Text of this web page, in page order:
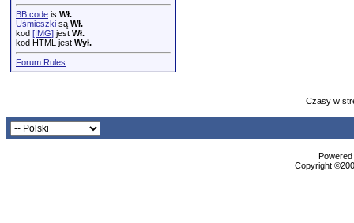
BB code is Wł.
Uśmieszki są Wł.
kod [IMG] jest Wł.
kod HTML jest Wył.
Forum Rules
Czasy w
Copyright